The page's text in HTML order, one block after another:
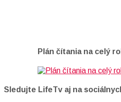
Plán čítania na celý
Sledujte LifeTv aj na